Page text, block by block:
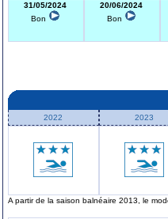
31/05/2024
Bon
20/06/2024
Bon
2022 2023
A partir de la saison balnéaire 2013, le